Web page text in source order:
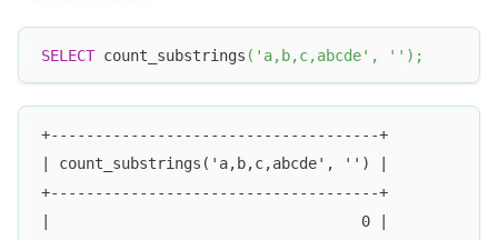
SELECT count_substrings ( 'a,b,c,abcde' , '' ) ;
+-------------------------------------+
| count_substrings('a,b,c,abcde', '') |
+-------------------------------------+
|                                   0 |